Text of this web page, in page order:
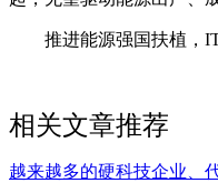
推进能源强国扶植，IT
相关文章推荐
越来越多的硬科技企业、